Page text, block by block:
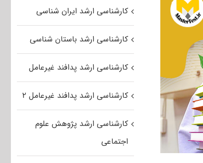
کارشناسی ارشد ایران شناسی
کارشناسی ارشد باستان شناسی
کارشناسی ارشد پدافند غیرعامل
کارشناسی ارشد پدافند غیرعامل ۲
کارشناسی ارشد پژوهش علوم
اجتماعی